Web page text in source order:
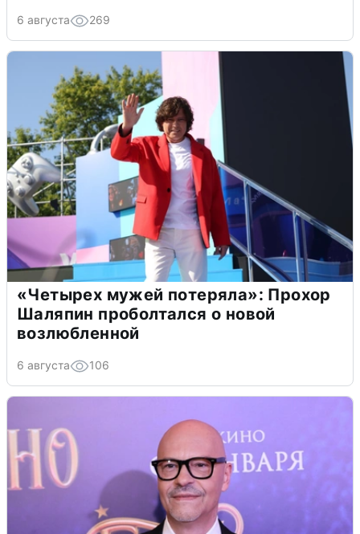
6 августа 269
«Четырех мужей потеряла»: Прохор
Шаляпин проболтался о новой
возлюбленной
6 августа 106